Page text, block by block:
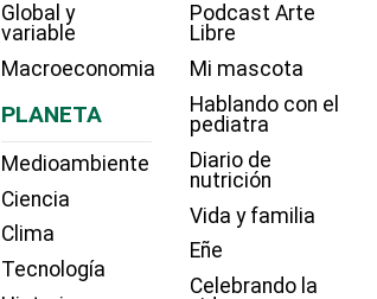
Global y
variable
Macroeconomia
PLANETA
Medioambiente
Ciencia
Clima
Tecnología
Podcast Arte
Libre
Mi mascota
Hablando con el
pediatra
Diario de
nutrición
Vida y familia
Eñe
Celebrando la